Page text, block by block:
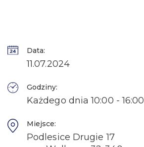
Data:
11.07.2024
Godziny:
Każdego dnia 10:00 - 16:00
Miejsce:
Podlesice Drugie 17